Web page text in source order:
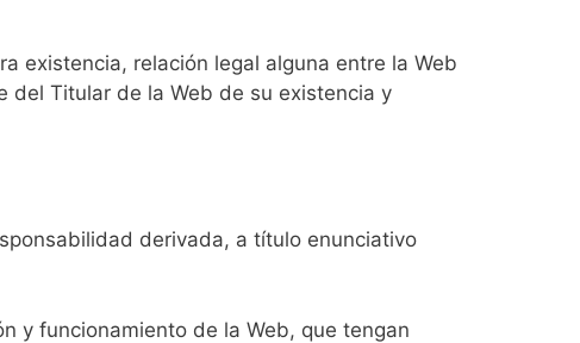
existencia, relación legal alguna entre la Web
del Titular de la Web de su existencia y
derivada, a título enunciativo
y funcionamiento de la Web, que tengan